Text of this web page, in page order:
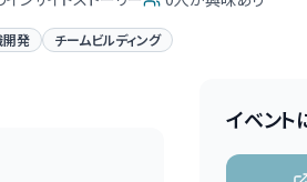
開発 チームビルディング
イベント